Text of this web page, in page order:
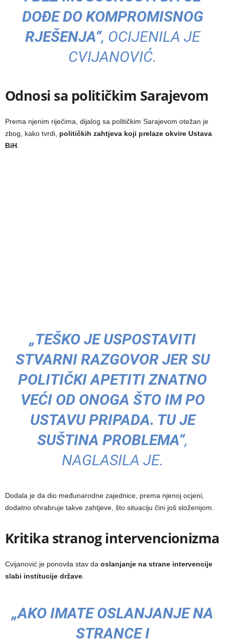
DOĐE DO KOMPROMISNOG
RJEŠENJA“, OCIJENILA JE
CVIJANOVIĆ.
Odnosi sa političkim Sarajevom
Prema njenim riječima, dijalog sa političkim Sarajevom otežan je
zbog, kako tvrdi, političkih zahtjeva koji prelaze okvire Ustava
BiH.
„TEŠKO JE USPOSTAVITI
STVARNI RAZGOVOR JER SU
POLITIČKI APETITI ZNATNO
VEĆI OD ONOGA ŠTO IM PO
USTAVU PRIPADA. TU JE
SUŠTINA PROBLEMA“,
NAGLASILA JE.
Dodala je da dio međunarodne zajednice, prema njenoj ocjeni,
dodatno ohrabruje takve zahtjeve, što situaciju čini još složenijom.
Kritika stranog intervencionizma
Cvijanović je ponovila stav da oslanjanje na strane intervencije
slabi institucije države.
„AKO IMATE OSLANJANJE NA
STRANCE I